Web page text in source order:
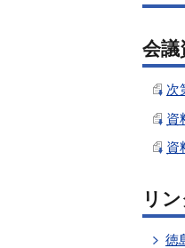
会議
次
資
資
リン
徳